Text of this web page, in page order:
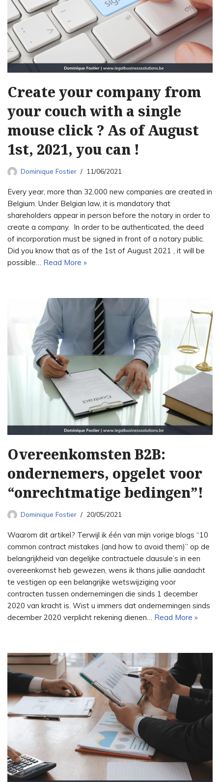
Create your company from
your couch with a single
mouse click ? As of August
1st, 2021, you can !
Dominique Fostier 11/06/2021
Every year, more than 32.000 new companies are created in
Belgium. Under Belgian law, it is mandatory that
shareholders appear in person before the notary in order to
create a company. In order to be authenticated, the deed
of incorporation must be signed in front of a notary public.
Did you know that as of the 1st of August 2021 , it will be
possible… Read More »
Overeenkomsten B2B:
ondernemers, opgelet voor
“onrechtmatige bedingen”!
Dominique Fostier 20/05/2021
Waarom dit artikel? Terwijl ik één van mijn vorige blogs “10
common contract mistakes (and how to avoid them)” op de
belangrijkheid van degelijke contractuele clausule’s in een
overeenkomst heb gewezen, wens ik thans jullie aandacht
te vestigen op een belangrijke wetswijziging voor
contracten tussen ondernemingen die sinds 1 december
2020 van kracht is. Wist u immers dat ondernemingen sinds
december 2020 verplicht rekening dienen… Read More »